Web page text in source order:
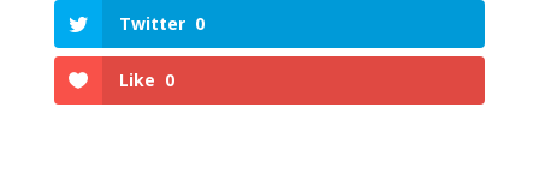
Twitter 0
Like 0